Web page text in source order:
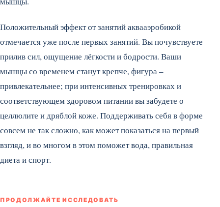
Положительный эффект от занятий аквааэробикой
отмечается уже после первых занятий. Вы почувствуете
прилив сил, ощущение лёгкости и бодрости. Ваши
мышцы со временем станут крепче, фигура –
привлекательнее; при интенсивных тренировках и
соответствующем здоровом питании вы забудете о
целлюлите и дряблой коже. Поддерживать себя в форме
совсем не так сложно, как может показаться на первый
взгляд, и во многом в этом поможет вода, правильная
диета и спорт.
ПРОДОЛЖАЙТЕ ИССЛЕДОВАТЬ